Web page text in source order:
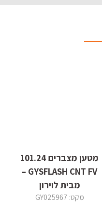
מטען מצברים 101.24
GYSFLASH CNT FV –
מבית לוירון
מקט: GY025967